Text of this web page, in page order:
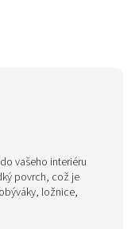
vašeho interiéru
povrch, což je
ložnice,